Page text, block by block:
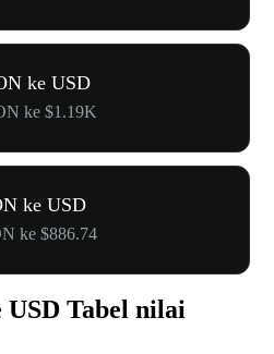
ke USD
ke $1.19K
ke USD
ke $886.74
Tabel nilai